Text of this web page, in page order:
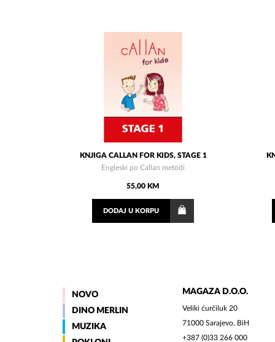
KNJIGA CALLAN FOR KIDS, STAGE 1
Engleski po Callan metodi
55,00 KM
DODAJ U KORPU
NOVO
DINO MERLIN
MUZIKA
MAGAZA D.O.O.
Veliki ćurčiluk 20
71000 Sarajevo, BiH
+387 (0)33 266 000